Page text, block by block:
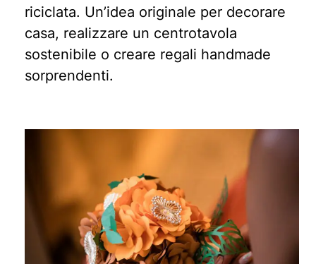
riciclata. Un’idea originale per decorare
casa, realizzare un centrotavola
sostenibile o creare regali handmade
sorprendenti.